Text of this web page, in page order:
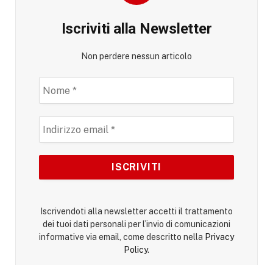
Iscriviti alla Newsletter
Non perdere nessun articolo
Iscrivendoti alla newsletter accetti il trattamento
dei tuoi dati personali per l’invio di comunicazioni
informative via email, come descritto nella Privacy
Policy.